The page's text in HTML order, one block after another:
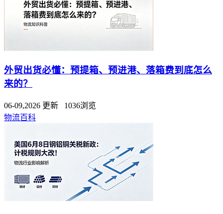
外贸出货必懂：预提箱、预进港、落箱费到底怎么
来的？
06-09,2026 更新 1036浏览
物流百科